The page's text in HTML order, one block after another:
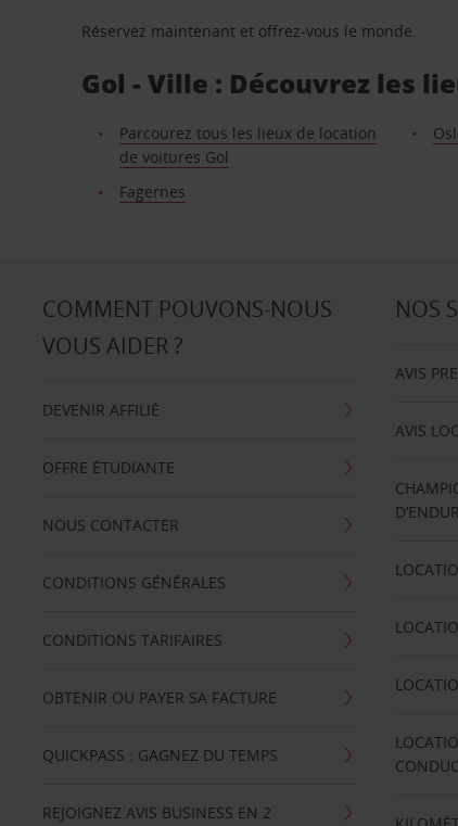
Réservez maintenant et offrez-vous le monde.
Gol - Ville : Découvrez les
Parcourez tous les lieux de location
de voitures Gol
Fagernes
COMMENT POUVONS-NOUS
VOUS AIDER ?
DEVENIR AFFILIÉ
OFFRE ÉTUDIANTE
NOUS CONTACTER
CONDITIONS GÉNÉRALES
CONDITIONS TARIFAIRES
OBTENIR OU PAYER SA FACTURE
QUICKPASS : GAGNEZ DU TEMPS
REJOIGNEZ AVIS BUSINESS EN 2
NOS
AVIS
AVIS